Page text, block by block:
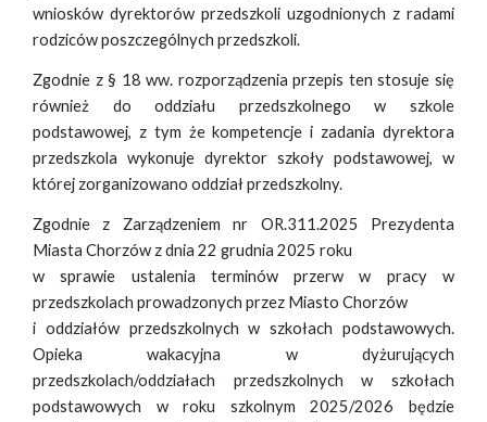
wniosków dyrektorów przedszkoli uzgodnionych z radami
rodziców poszczególnych przedszkoli.
Zgodnie z § 18 ww. rozporządzenia przepis ten stosuje się
również do oddziału przedszkolnego w szkole
podstawowej, z tym że kompetencje i zadania dyrektora
przedszkola wykonuje dyrektor szkoły podstawowej, w
której zorganizowano oddział przedszkolny.
Zgodnie z Zarządzeniem nr OR.311.2025 Prezydenta
Miasta Chorzów z dnia 22 grudnia 2025 roku
w sprawie ustalenia terminów przerw w pracy w
przedszkolach prowadzonych przez Miasto Chorzów
i oddziałów przedszkolnych w szkołach podstawowych.
Opieka wakacyjna w dyżurujących
przedszkolach/oddziałach przedszkolnych w szkołach
podstawowych w roku szkolnym 2025/2026 będzie